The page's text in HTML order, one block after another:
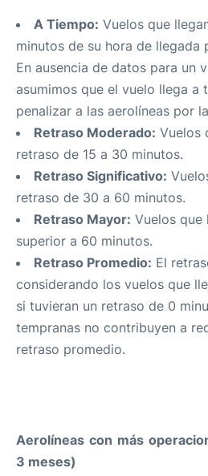
A Tiempo: Vuelos que
minutos de su hora de llegada
En ausencia de datos para un
asumimos que el vuelo llega a
penalizar a las aerolíneas por
Retraso Moderado: Vuelos
retraso de 15 a 30 minutos.
Retraso Significativo:
retraso de 30 a 60 minutos.
Retraso Mayor: Vuelos que
superior a 60 minutos.
Retraso Promedio: El
considerando los vuelos que
si tuvieran un retraso de 0
tempranas no contribuyen a
retraso promedio.
Aerolíneas con más
3 meses)